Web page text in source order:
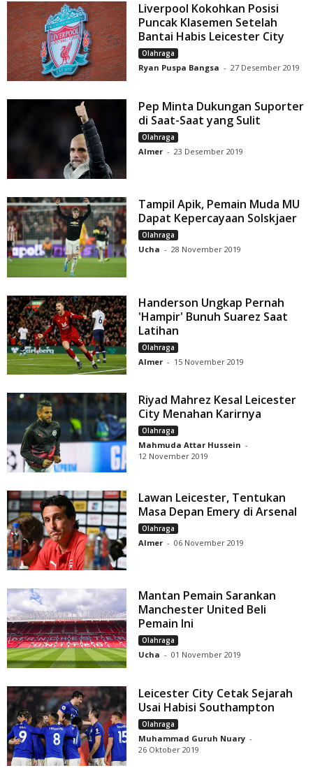
Liverpool Kokohkan Posisi
Puncak Klasemen Setelah
Bantai Habis Leicester City
Olahraga
Ryan Puspa Bangsa - 27 Desember 2019
Pep Minta Dukungan Suporter
di Saat-Saat yang Sulit
Olahraga
Almer - 23 Desember 2019
Tampil Apik, Pemain Muda MU
Dapat Kepercayaan Solskjaer
Olahraga
Ucha - 28 November 2019
Handerson Ungkap Pernah
'Hampir' Bunuh Suarez Saat
Latihan
Olahraga
Almer - 15 November 2019
Riyad Mahrez Kesal Leicester
City Menahan Karirnya
Olahraga
Mahmuda Attar Hussein -
12 November 2019
Lawan Leicester, Tentukan
Masa Depan Emery di Arsenal
Olahraga
Almer - 06 November 2019
Mantan Pemain Sarankan
Manchester United Beli
Pemain Ini
Olahraga
Ucha - 01 November 2019
Leicester City Cetak Sejarah
Usai Habisi Southampton
Olahraga
Muhammad Guruh Nuary -
26 Oktober 2019